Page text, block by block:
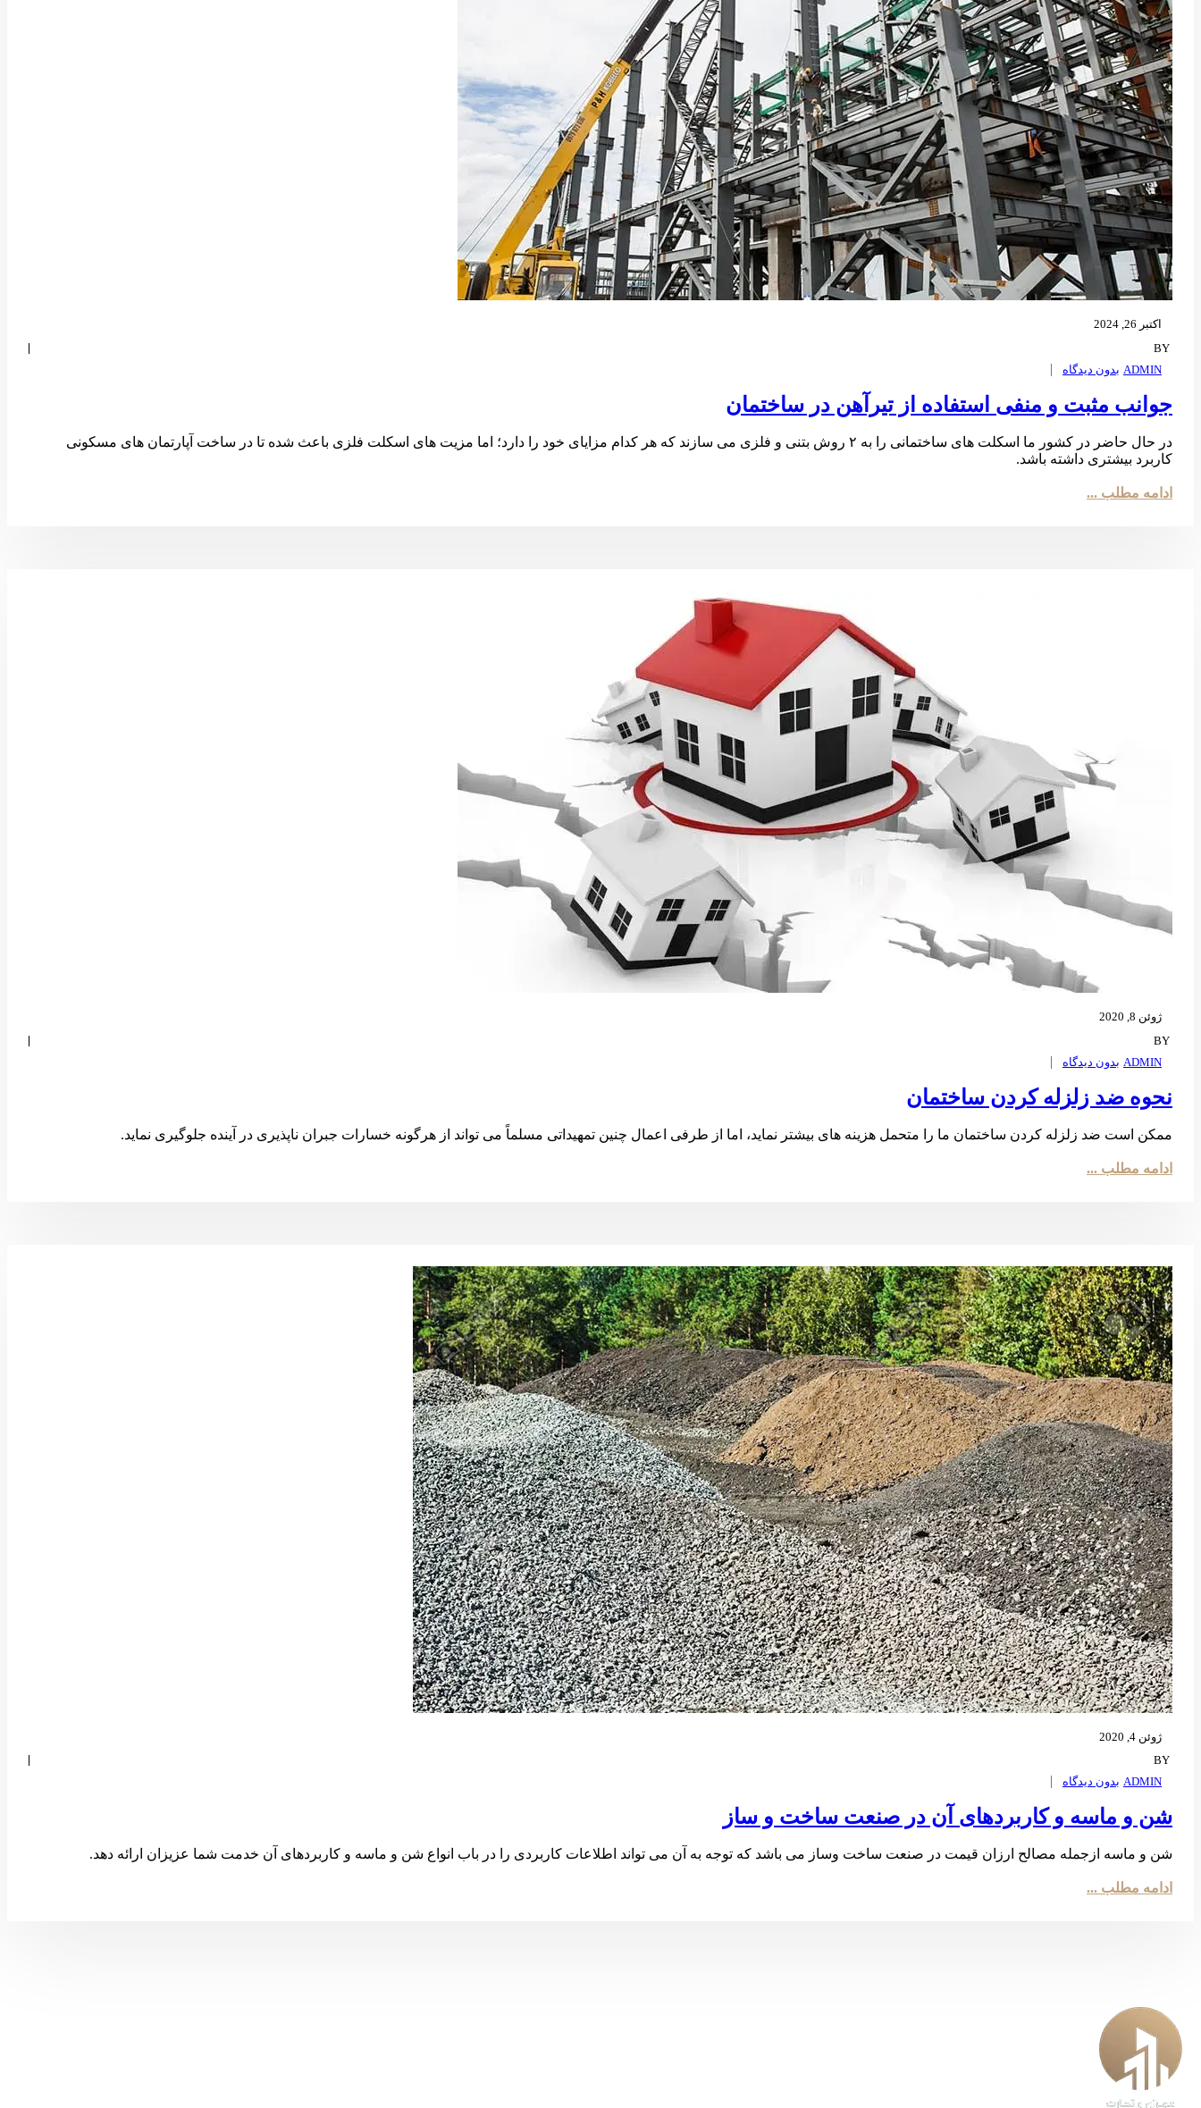
اکتبر 26, 2024
BY
ADMIN بدون ديدگاه
جوانب مثبت و منفی استفاده از تیرآهن در ساختمان
در حال حاضر در کشور ما اسکلت های ساختمانی را به ۲ روش بتنی و فلزی می سازند که هر کدام مزایای خود را دارد؛ اما مزیت های اسکلت فلزی باعث شده تا در ساخت آپارتمان های مسکونی
کاربرد بیشتری داشته باشد.
ادامه مطلب ...
ژوئن 8, 2020
BY
ADMIN بدون ديدگاه
نحوه ضد زلزله کردن ساختمان
ممکن است ضد زلزله کردن ساختمان ما را متحمل هزینه های بیشتر نماید، اما از طرفی اعمال چنین تمهیداتی مسلماً می تواند از هرگونه خسارات جبران ناپذیری در آینده جلوگیری نماید.
ادامه مطلب ...
ژوئن 4, 2020
BY
ADMIN بدون ديدگاه
شن و ماسه و کاربردهای آن در صنعت ساخت و ساز
شن و ماسه ازجمله مصالح ارزان قیمت در صنعت ساخت وساز می باشد که توجه به آن می تواند اطلاعات کاربردی را در باب انواع شن و ماسه و کاربردهای آن خدمت شما عزیزان ارائه دهد.
ادامه مطلب ...